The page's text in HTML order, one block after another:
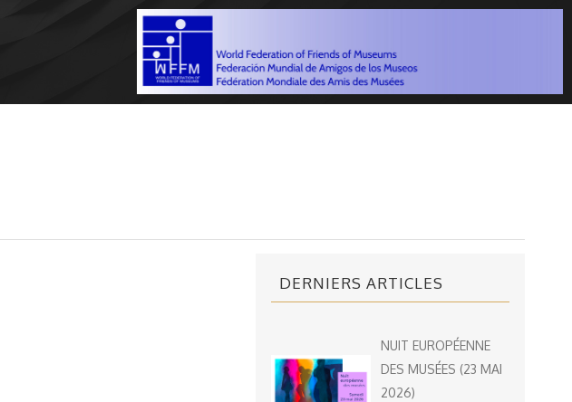
DERNIERS ARTICLES
NUIT EUROPÉENNE
DES MUSÉES (23 MAI
2026)